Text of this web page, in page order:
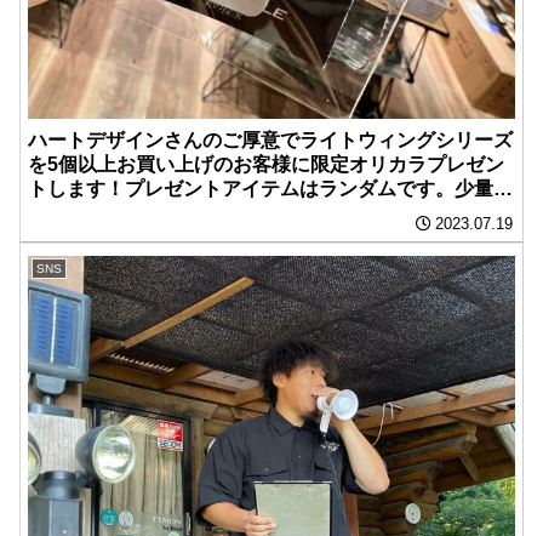
ハートデザインさんのご厚意でライトウィングシリーズ
を5個以上お買い上げのお客様に限定オリカラプレゼン
トします！プレゼントアイテムはランダムです。少量な
2023.07.19
SNS